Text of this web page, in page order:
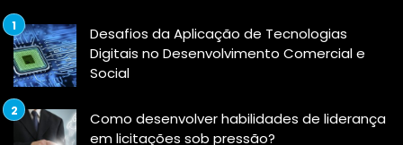
Desafios da Aplicação de Tecnologias
Digitais no Desenvolvimento Comercial e
Social
Como desenvolver habilidades de liderança
em licitações sob pressão?